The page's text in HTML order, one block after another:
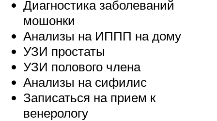
Диагностика заболеваний
мошонки
Анализы на ИППП на дому
УЗИ простаты
УЗИ полового члена
Анализы на сифилис
Записаться на прием к
венерологу